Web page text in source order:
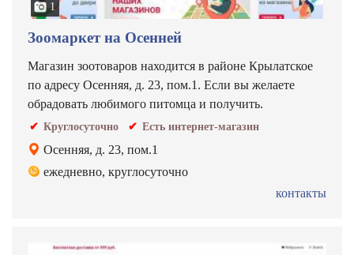
1
Зоомаркет на Осенней
Магазин зоотоваров находится в районе Крылатское
по адресу Осенняя, д. 23, пом.1. Если вы желаете
обрадовать любимого питомца и получить.
Круглосуточно Есть интернет-магазин
Осенняя, д. 23, пом.1
ежедневно, круглосуточно
контакты